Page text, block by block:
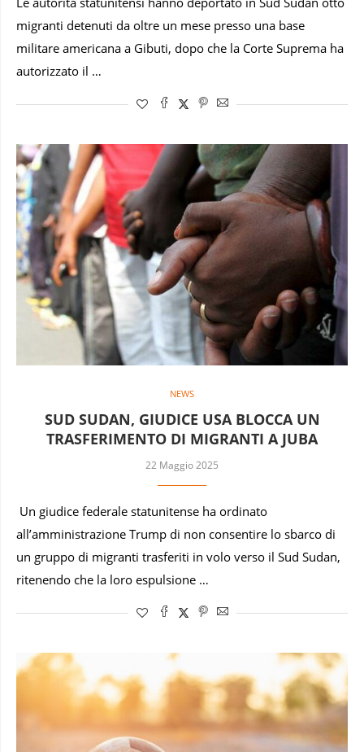
migranti detenuti da oltre un mese presso una base
militare americana a Gibuti, dopo che la Corte Suprema ha
autorizzato il …
NEWS
SUD SUDAN, GIUDICE USA BLOCCA UN
TRASFERIMENTO DI MIGRANTI A JUBA
22 Maggio 2025
Un giudice federale statunitense ha ordinato
all’amministrazione Trump di non consentire lo sbarco di
un gruppo di migranti trasferiti in volo verso il Sud Sudan,
ritenendo che la loro espulsione …